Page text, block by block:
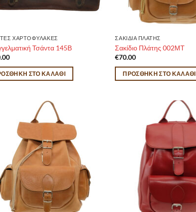
ΧΑΡΤΟΦΥΛΑΚΕΣ
Τσάντα 145Β
ΣΤΟ ΚΑΛΆΘΙ
ΣΑΚΙΔΙΑ ΠΛΑΤΗΣ
Σακίδιο Πλάτης 002ΜΤ
€70.00
ΠΡΟΣΘΉΚΗ ΣΤΟ ΚΑΛΆΘΙ